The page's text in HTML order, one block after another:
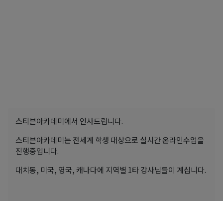
스티븐아카데미에서 인사드립니다.
스티븐아카데미는 전세계 학생 대상으로 실시간 온라인수업을
진행중입니다.
대치동, 미국, 영국, 캐나다에 지역별 1타 강사님들이 계십니다.